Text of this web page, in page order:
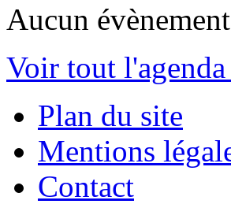
Aucun
Voir tout
Plan du site
Mentions
Contact